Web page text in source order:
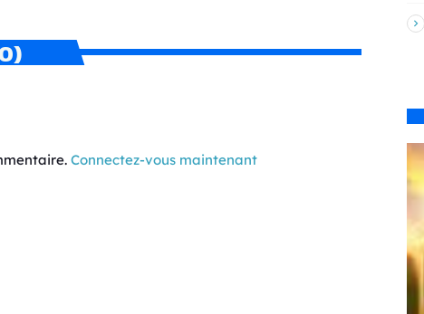
Connectez-vous maintenant